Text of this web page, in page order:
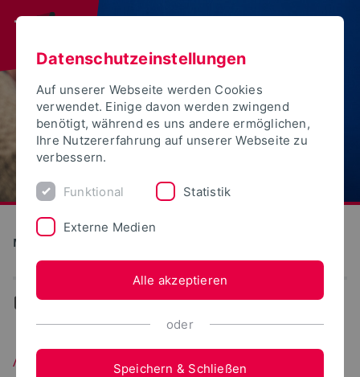
Medien und Kultur
... Aktuelles
Aktuelles
Datenschutzeinstellungen
Auf unserer Webseite werden Cookies
verwendet. Einige davon werden zwingend
benötigt, während es uns andere ermöglichen,
Ihre Nutzererfahrung auf unserer Webseite zu
verbessern.
Funktional Statistik
Externe Medien
Alle akzeptieren
oder
Speichern & Schließen